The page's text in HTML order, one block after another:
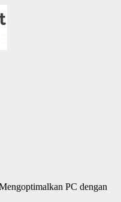
PC dengan